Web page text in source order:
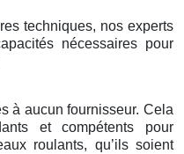
techniques, nos experts
nécessaires pour
à aucun fournisseur. Cela
et compétents pour
roulants, qu’ils soient